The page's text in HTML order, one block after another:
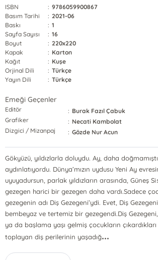
ISBN : 9786059900867
Basım Tarihi
: 2021-06
Baskı
: 1
Sayfa Sayısı
: 16
Boyut
: 220x220
Kapak
: Karton
Kağıt
: Kuşe
Orjinal Dili
: Türkçe
Yayın Dili
: Türkçe
Emeği Geçenler
Editör : Burak Fazıl Çabuk
Grafiker
: Necati Kambolat
Dizgici / Mizanpaj
: Gözde Nur Acun
Gökyüzü, yıldızlarla doluydu. Ay, daha
aydınlatıyordu. Dünya’mızın uydusu Yeni Ay
uyuyadursun, parlak yıldızların arasında, Güneş
gezegen harici bir gezegen daha vardı.Sadece
gezegenin adı Diş Gezegeni’ydi. Evet, Diş
bembeyaz ve tertemiz bir gezegendi.Diş
ya da başlama yaşı gelmiş çocukların
toplayan diş perilerinin yaşadığ...